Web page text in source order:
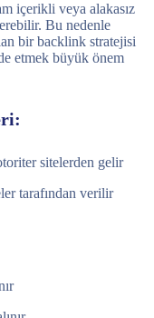
içerikli veya alakasız
Bu nedenle
bir backlink stratejisi
etmek büyük önem
sitelerden gelir
tarafından verilir